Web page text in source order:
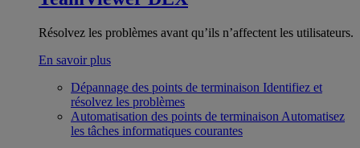
Résolvez les problèmes avant qu’ils n’affectent les utilisateurs.
En savoir plus
Dépannage des points de terminaison Identifiez et
résolvez les problèmes
Automatisation des points de terminaison Automatisez
les tâches informatiques courantes